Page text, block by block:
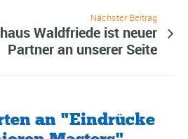
Nächster Beitrag
Waldfriede ist neuer
Partner an unserer Seite
an "Eindrücke